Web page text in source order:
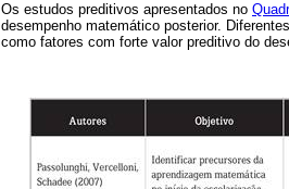
Os estudos preditivos apresentados no
desempenho matemático posterior.
como fatores com forte valor preditivo do